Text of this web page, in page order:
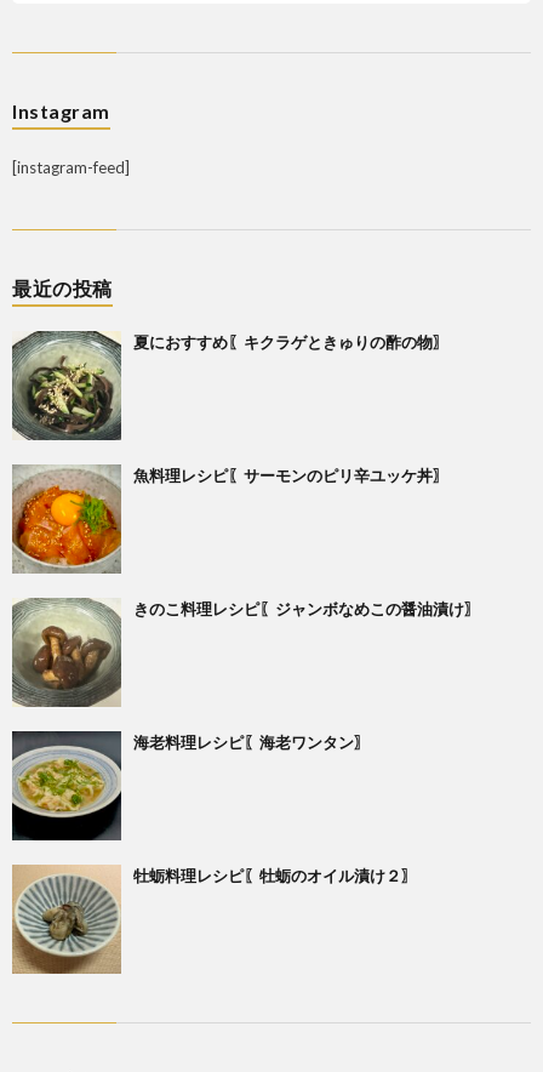
Instagram
[instagram-feed]
最近の投稿
夏におすすめ〖キクラゲときゅりの酢の物〗
魚料理レシピ〖サーモンのピリ辛ユッケ丼〗
きのこ料理レシピ〖ジャンボなめこの醤油漬け〗
海老料理レシピ〖海老ワンタン〗
牡蛎料理レシピ〖牡蛎のオイル漬け２〗